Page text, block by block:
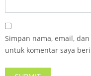
Simpan nama, email,
untuk komentar saya